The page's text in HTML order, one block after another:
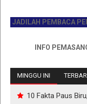
PEMBACA
INFO
MINGGU INI
10 Fakta Paus